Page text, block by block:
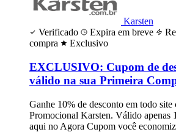
Karsten
Verificado
Expira em breve
compra
Exclusivo
EXCLUSIVO: Cupom de
válido na sua Primeira
Ganhe 10% de desconto em todo
Promocional Karsten. Válido apenas
aqui no Agora Cupom você